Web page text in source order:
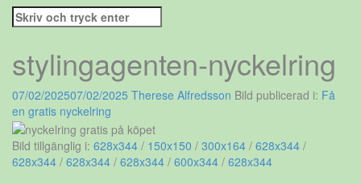
Sök
efter:
stylingagenten-nyckelring
07/02/202507/02/2025 Therese Alfredsson Bild publicerad i: Få
en gratis nyckelring
Bild tillgänglig i: 628x344 / 150x150 / 300x164 / 628x344 /
628x344 / 628x344 / 628x344 / 600x344 / 628x344